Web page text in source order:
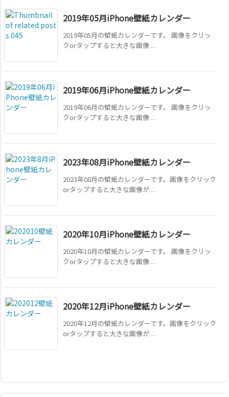
2019年05月iPhone壁紙カレンダー
2019年05月の壁紙カレンダーです。 画像をクリッ
クorタップすると大きな画像 ...
2019年06月iPhone壁紙カレンダー
2019年06月の壁紙カレンダーです。 画像をクリッ
クorタップすると大きな画像 ...
2023年08月iPhone壁紙カレンダー
2023年08月の壁紙カレンダーです。画像をクリック
orタップすると大きな画像が ...
2020年10月iPhone壁紙カレンダー
2020年10月の壁紙カレンダーです。 画像をクリッ
クorタップすると大きな画像 ...
2020年12月iPhone壁紙カレンダー
2020年12月の壁紙カレンダーです。画像をクリック
orタップすると大きな画像が ...